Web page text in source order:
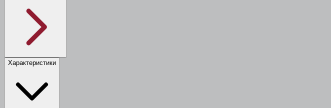
Характеристики